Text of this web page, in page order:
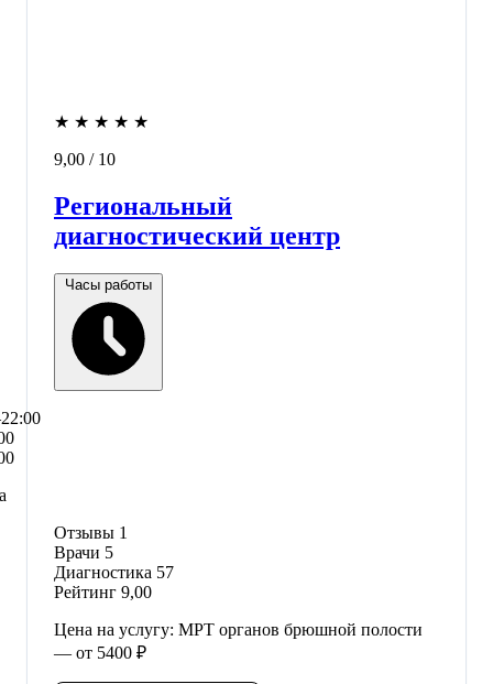
★ ★ ★ ★ ★
9,00 / 10
Региональный
диагностический центр
Часы работы
Отзывы 1
Врачи 5
Диагностика 57
Рейтинг 9,00
Цена на услугу: МРТ органов брюшной полости
— от 5400 ₽